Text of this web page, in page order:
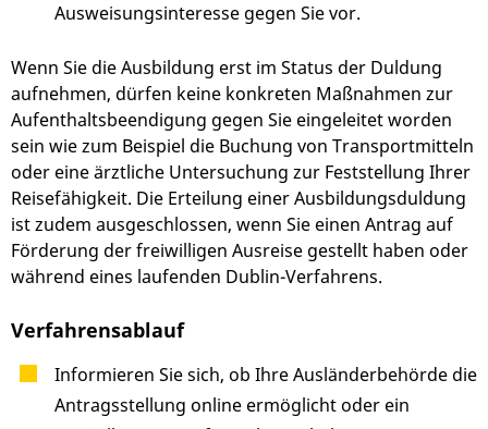
Ausweisungsinteresse gegen Sie vor.
Wenn Sie die Ausbildung erst im Status der Duldung
aufnehmen, dürfen keine konkreten Maßnahmen zur
Aufenthaltsbeendigung gegen Sie eingeleitet worden
sein wie zum Beispiel die Buchung von Transportmitteln
oder eine ärztliche Untersuchung zur Feststellung Ihrer
Reisefähigkeit. Die Erteilung einer Ausbildungsduldung
ist zudem ausgeschlossen, wenn Sie einen Antrag auf
Förderung der freiwilligen Ausreise gestellt haben oder
während eines laufenden Dublin-Verfahrens.
Verfahrensablauf
Informieren Sie sich, ob Ihre Ausländerbehörde die
Antragsstellung online ermöglicht oder ein